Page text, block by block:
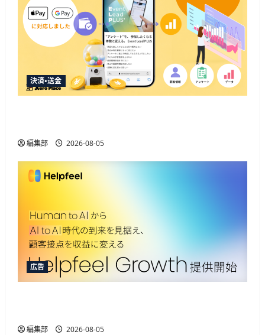
決済・送金
編集部 2026-08-05
広告
編集部 2026-08-05